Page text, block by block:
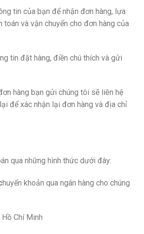
tin của bạn để nhận đơn hàng, lựa
toán và vận chuyển cho đơn hàng của
tin đặt hàng, điền chú thích và gửi
hàng bạn gửi chúng tôi sẽ liên hệ
để xác nhận lại đơn hàng và địa chỉ
qua những hình thức dưới đây:
huyển khoản qua ngân hàng cho chúng
Hồ Chí Minh